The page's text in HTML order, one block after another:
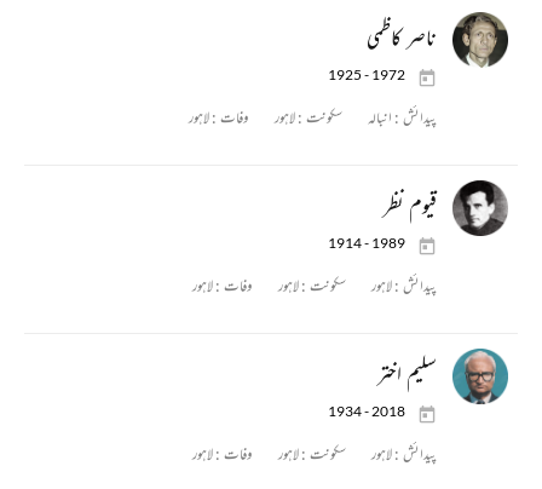
ناصر کاظمی
1925 - 1972
پیدائش : انبالہ سکونت :لاہور وفات :لاہور
قیوم نظر
1914 - 1989
پیدائش :لاہور سکونت :لاہور وفات :لاہور
سلیم اختر
1934 - 2018
پیدائش :لاہور سکونت :لاہور وفات :لاہور